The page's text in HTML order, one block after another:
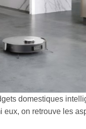
domestiques
on retrouve les